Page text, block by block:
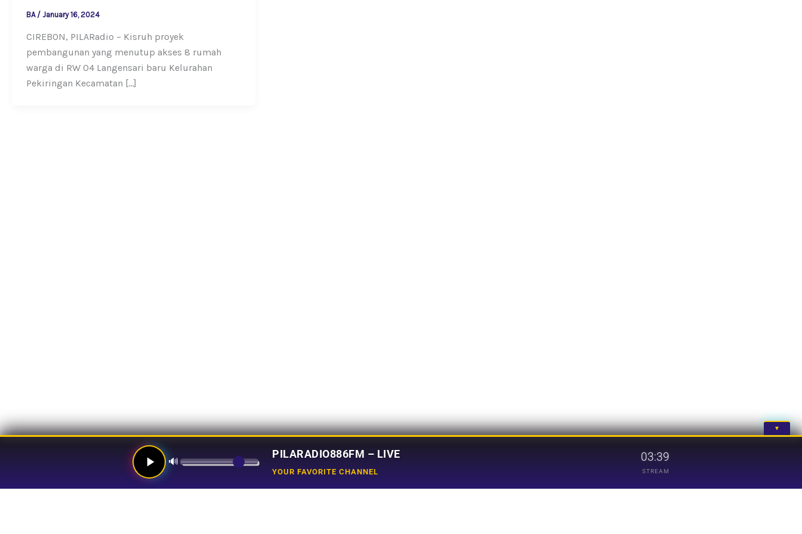
BA / January 16, 2024
CIREBON, PILARadio – Kisruh proyek
pembangunan yang menutup akses 8 rumah
warga di RW 04 Langensari baru Kelurahan
Pekiringan Kecamatan […]
▼
🔊
PILARADIO886FM – LIVE
YOUR FAVORITE CHANNEL
03:39
STREAM